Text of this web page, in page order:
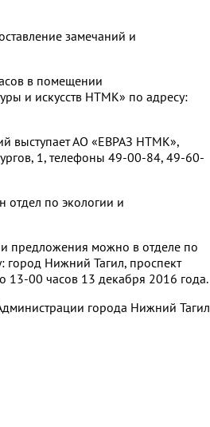
замечаний и
в помещении
и искусств НТМК» по адресу:
выступает АО «ЕВРАЗ НТМК»,
1, телефоны 49-00-84, 49-60-
отдел по экологии и
и предложения можно в отделе по
город Нижний Тагил, проспект
13-00 часов 13 декабря 2016 года.
города Нижний Тагил